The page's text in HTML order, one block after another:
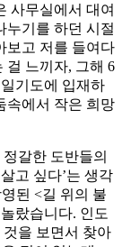
사무실에서 대여
누기를 하던 시절
보고 저를 들여다
걸 느끼자, 그해 6
기도에 입재하
속에서 작은 희망
갈한 도반들의
고 싶다’는 생각
된 <길 위의 불
랐습니다. 인도
을 보면서 찾아